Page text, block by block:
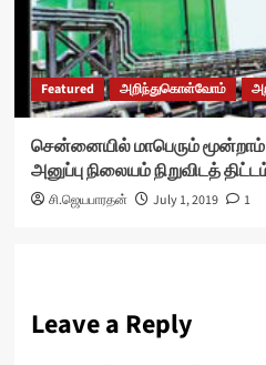
Featured அறிந்துகொள்வோம்
சென்னையில் மாபெரும் மூன்றாம்
அனுப்பு நிலையம் நிறுவிடத்
சி.ஜெயபாரதன் July 1, 2019 1
Leave a Reply